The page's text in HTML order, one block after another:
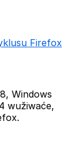
Firefox
Windows
wužiwaće,